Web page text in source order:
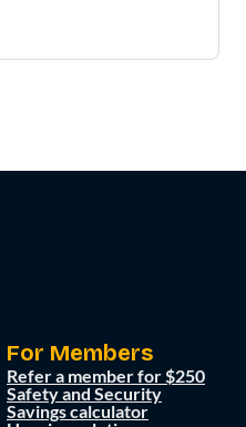
For Members
Refer a member for $250
Safety and Security
Savings calculator